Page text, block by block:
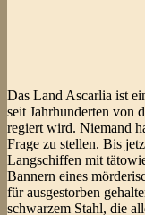
Das Land Ascarlia ist
seit Jahrhunderten von
regiert wird. Niemand
Frage zu stellen. Bis
Langschiffen mit
Bannern eines
für ausgestorben
schwarzem Stahl, die